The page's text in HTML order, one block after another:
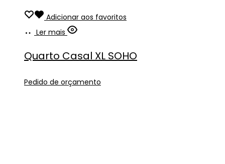
Adicionar aos favoritos
Ler mais
Quarto Casal XL SOHO
Pedido de orçamento